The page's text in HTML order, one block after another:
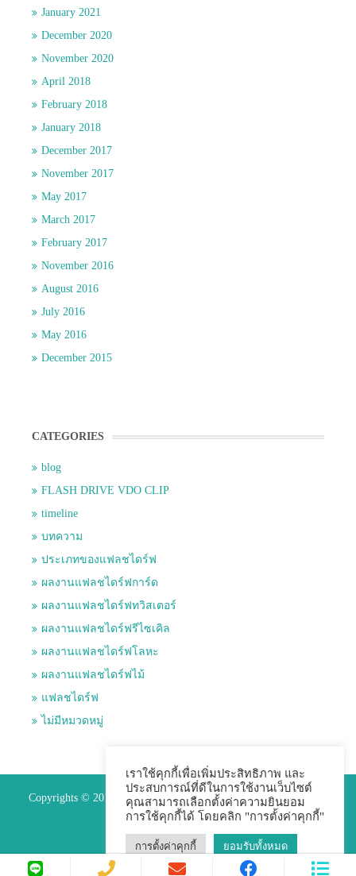
January 2021
December 2020
November 2020
April 2018
February 2018
January 2018
December 2017
November 2017
May 2017
March 2017
February 2017
November 2016
August 2016
July 2016
May 2016
December 2015
CATEGORIES
blog
FLASH DRIVE VDO CLIP
timeline
บทความ
ประเภทของแฟลชไดร์ฟ
ผลงานแฟลชไดร์ฟการ์ด
ผลงานแฟลชไดร์ฟทวิสเตอร์
ผลงานแฟลชไดร์ฟรีไซเคิล
ผลงานแฟลชไดร์ฟโลหะ
ผลงานแฟลชไดร์ฟไม้
แฟลชไดร์ฟ
ไม่มีหมวดหมู่
Copyrights © 2015 Premium Perfect Co.,ltd. All Rights Reserved.
เราใช้คุกกี้เพื่อเพิ่มประสิทธิภาพ และ
ประสบการณ์ที่ดีในการใช้งานเว็บไซต์
คุณสามารถเลือกตั้งค่าความยินยอม
การใช้คุกกี้ได้ โดยคลิก "การตั้งค่าคุกกี้"
การตั้งค่าคุกกี้ ยอมรับทั้งหมด